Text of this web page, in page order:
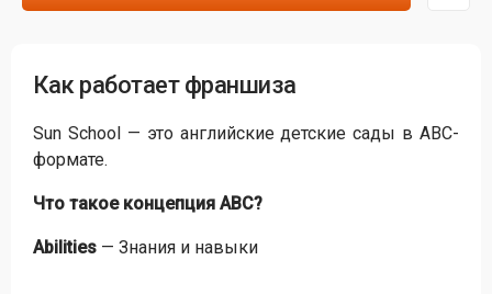
Как работает франшиза
Sun School — это английские детские сады в АВС-
формате.
Что такое концепция ABC?
Abilities — Знания и навыки